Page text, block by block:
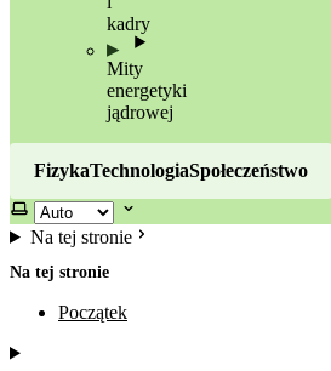
kadry
Mity
energetyki
jądrowej
FizykaTechnologiaSpołeczeństwo
Wybierz motyw
Na tej stronie
Na tej stronie
Początek